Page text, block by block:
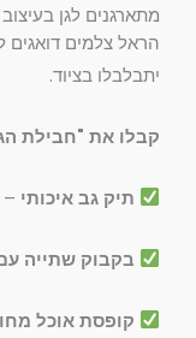
מתארגנים לגן
הראל צלמים
יתבלבלו בציוד.
קבלו את "חבילת
תיק גב איכותי –
בקבוק שתייה
קופסת אוכל